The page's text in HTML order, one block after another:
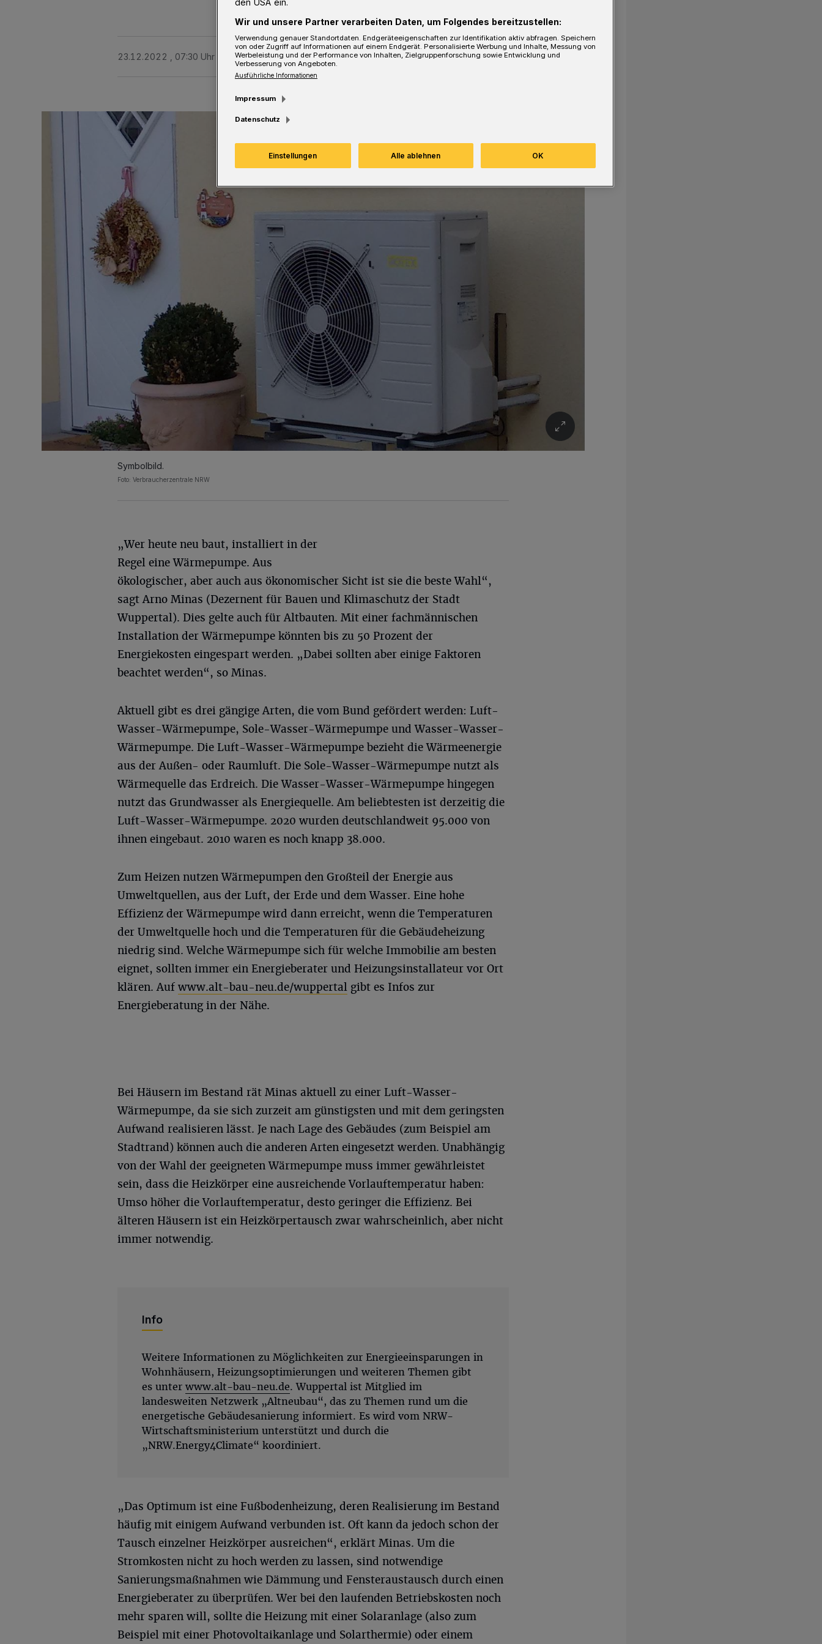
23.12.2022 , 07:30 Uhr 2 Minuten Lesezeit
Symbolbild.
Foto: Verbraucherzentrale NRW
„Wer heute neu baut, installiert in der
Regel eine Wärmepumpe. Aus
ökologischer, aber auch aus ökonomischer Sicht ist sie die beste Wahl“,
sagt Arno Minas (Dezernent für Bauen und Klimaschutz der Stadt
Wuppertal). Dies gelte auch für Altbauten. Mit einer fachmännischen
Installation der Wärmepumpe könnten bis zu 50 Prozent der
Energiekosten eingespart werden. „Dabei sollten aber einige Faktoren
beachtet werden“, so Minas.
Aktuell gibt es drei gängige Arten, die vom Bund gefördert werden: Luft-
Wasser-Wärmepumpe, Sole-Wasser-Wärmepumpe und Wasser-Wasser-
Wärmepumpe. Die Luft-Wasser-Wärmepumpe bezieht die Wärmeenergie
aus der Außen- oder Raumluft. Die Sole-Wasser-Wärmepumpe nutzt als
Wärmequelle das Erdreich. Die Wasser-Wasser-Wärmepumpe hingegen
nutzt das Grundwasser als Energiequelle. Am beliebtesten ist derzeitig die
Luft-Wasser-Wärmepumpe. 2020 wurden deutschlandweit 95.000 von
ihnen eingebaut. 2010 waren es noch knapp 38.000.
Zum Heizen nutzen Wärmepumpen den Großteil der Energie aus
Umweltquellen, aus der Luft, der Erde und dem Wasser. Eine hohe
Effizienz der Wärmepumpe wird dann erreicht, wenn die Temperaturen
der Umweltquelle hoch und die Temperaturen für die Gebäudeheizung
niedrig sind. Welche Wärmepumpe sich für welche Immobilie am besten
eignet, sollten immer ein Energieberater und Heizungsinstallateur vor Ort
klären. Auf www.alt-bau-neu.de/wuppertal gibt es Infos zur
Energieberatung in der Nähe.
Bei Häusern im Bestand rät Minas aktuell zu einer Luft-Wasser-
Wärmepumpe, da sie sich zurzeit am günstigsten und mit dem geringsten
Aufwand realisieren lässt. Je nach Lage des Gebäudes (zum Beispiel am
Stadtrand) können auch die anderen Arten eingesetzt werden. Unabhängig
von der Wahl der geeigneten Wärmepumpe muss immer gewährleistet
sein, dass die Heizkörper eine ausreichende Vorlauftemperatur haben:
Umso höher die Vorlauftemperatur, desto geringer die Effizienz. Bei
älteren Häusern ist ein Heizkörpertausch zwar wahrscheinlich, aber nicht
immer notwendig.
Info
Weitere Informationen zu Möglichkeiten zur Energieeinsparungen in
Wohnhäusern, Heizungsoptimierungen und weiteren Themen gibt
es unter www.alt-bau-neu.de. Wuppertal ist Mitglied im
landesweiten Netzwerk „Altneubau“, das zu Themen rund um die
energetische Gebäudesanierung informiert. Es wird vom NRW-
Wirtschaftsministerium unterstützt und durch die
„NRW.Energy4Climate“ koordiniert.
„Das Optimum ist eine Fußbodenheizung, deren Realisierung im Bestand
häufig mit einigem Aufwand verbunden ist. Oft kann da jedoch schon der
Tausch einzelner Heizkörper ausreichen“, erklärt Minas. Um die
Stromkosten nicht zu hoch werden zu lassen, sind notwendige
Sanierungsmaßnahmen wie Dämmung und Fensteraustausch durch einen
Energieberater zu überprüfen. Wer bei den laufenden Betriebskosten noch
mehr sparen will, sollte die Heizung mit einer Solaranlage (also zum
Beispiel mit einer Photovoltaikanlage und Solarthermie) oder einem
den USA ein.
Wir und unsere Partner verarbeiten Daten, um Folgendes bereitzustellen:
Verwendung genauer Standortdaten. Endgeräteeigenschaften zur Identifikation aktiv abfragen. Speichern
von oder Zugriff auf Informationen auf einem Endgerät. Personalisierte Werbung und Inhalte, Messung von
Werbeleistung und der Performance von Inhalten, Zielgruppenforschung sowie Entwicklung und
Verbesserung von Angeboten.
Ausführliche Informationen
Impressum
Datenschutz
Einstellungen Alle ablehnen OK